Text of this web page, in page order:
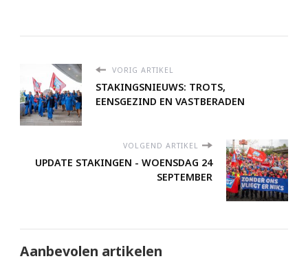
VORIG ARTIKEL
STAKINGSNIEUWS: TROTS,
EENSGEZIND EN VASTBERADEN
VOLGEND ARTIKEL
UPDATE STAKINGEN - WOENSDAG 24
SEPTEMBER
Aanbevolen artikelen